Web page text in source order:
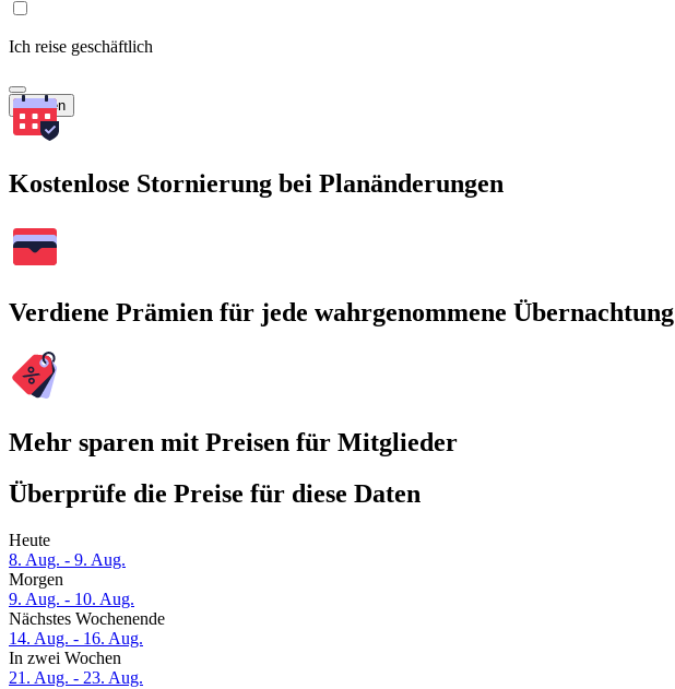
Ich reise geschäftlich
Suchen
Kostenlose Stornierung bei Planänderungen
Verdiene Prämien für jede wahrgenommene Übernachtung
Mehr sparen mit Preisen für Mitglieder
Überprüfe die Preise für diese Daten
Heute
8. Aug. - 9. Aug.
Morgen
9. Aug. - 10. Aug.
Nächstes Wochenende
14. Aug. - 16. Aug.
In zwei Wochen
21. Aug. - 23. Aug.